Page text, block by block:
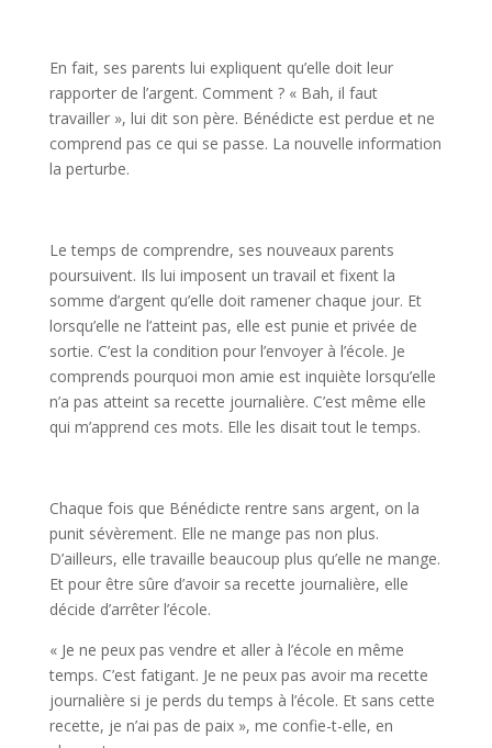
En fait, ses parents lui expliquent qu’elle doit leur
rapporter de l’argent. Comment ? « Bah, il faut
travailler », lui dit son père. Bénédicte est perdue et ne
comprend pas ce qui se passe. La nouvelle information
la perturbe.
Le temps de comprendre, ses nouveaux parents
poursuivent. Ils lui imposent un travail et fixent la
somme d’argent qu’elle doit ramener chaque jour. Et
lorsqu’elle ne l’atteint pas, elle est punie et privée de
sortie. C’est la condition pour l’envoyer à l’école. Je
comprends pourquoi mon amie est inquiète lorsqu’elle
n’a pas atteint sa recette journalière. C’est même elle
qui m’apprend ces mots. Elle les disait tout le temps.
Chaque fois que Bénédicte rentre sans argent, on la
punit sévèrement. Elle ne mange pas non plus.
D’ailleurs, elle travaille beaucoup plus qu’elle ne mange.
Et pour être sûre d’avoir sa recette journalière, elle
décide d’arrêter l’école.
« Je ne peux pas vendre et aller à l’école en même
temps. C’est fatigant. Je ne peux pas avoir ma recette
journalière si je perds du temps à l’école. Et sans cette
recette, je n’ai pas de paix », me confie-t-elle, en